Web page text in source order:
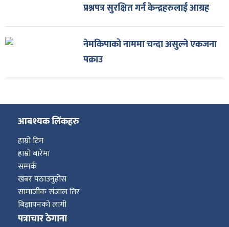
प्रश्नपत्र सुरक्षित गर्न केन्द्रहरुलाई आग्रह
नेमकिपाको नाममा चन्दा असुल्ने एकजना
पक्राउ
आबश्यक लिंकहरु
हाम्रो टिम
हाम्रो बारेमा
सम्पर्क
खबर पठाउनुहोस
सामाजीक संजाल तिर
बिज्ञापनको लागी
पत्राचार ठेगाना